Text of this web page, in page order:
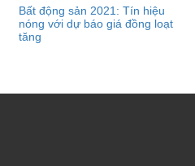
Bất động sản 2021: Tín hiệu
nóng với dự báo giá đồng loạt
tăng